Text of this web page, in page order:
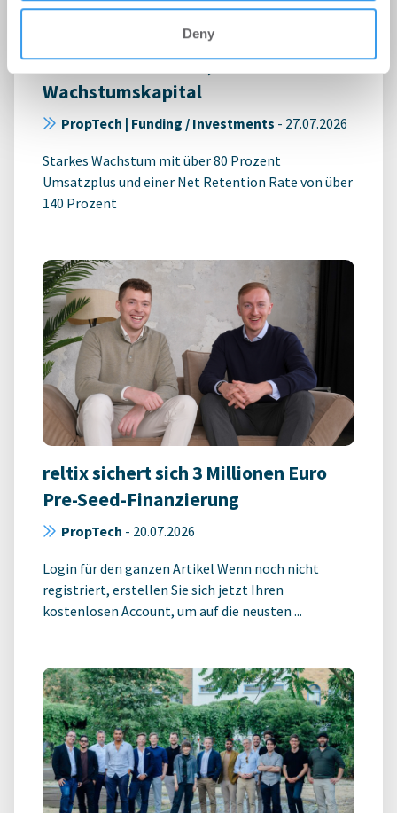
Deny
metr sichert sich 10,5 Millionen Euro
Wachstumskapital
PropTech | Funding / Investments - 27.07.2026
Starkes Wachstum mit über 80 Prozent
Umsatzplus und einer Net Retention Rate von über
140 Prozent
reltix sichert sich 3 Millionen Euro
Pre-Seed-Finanzierung
PropTech - 20.07.2026
Login für den ganzen Artikel Wenn noch nicht
registriert, erstellen Sie sich jetzt Ihren
kostenlosen Account, um auf die neusten ...